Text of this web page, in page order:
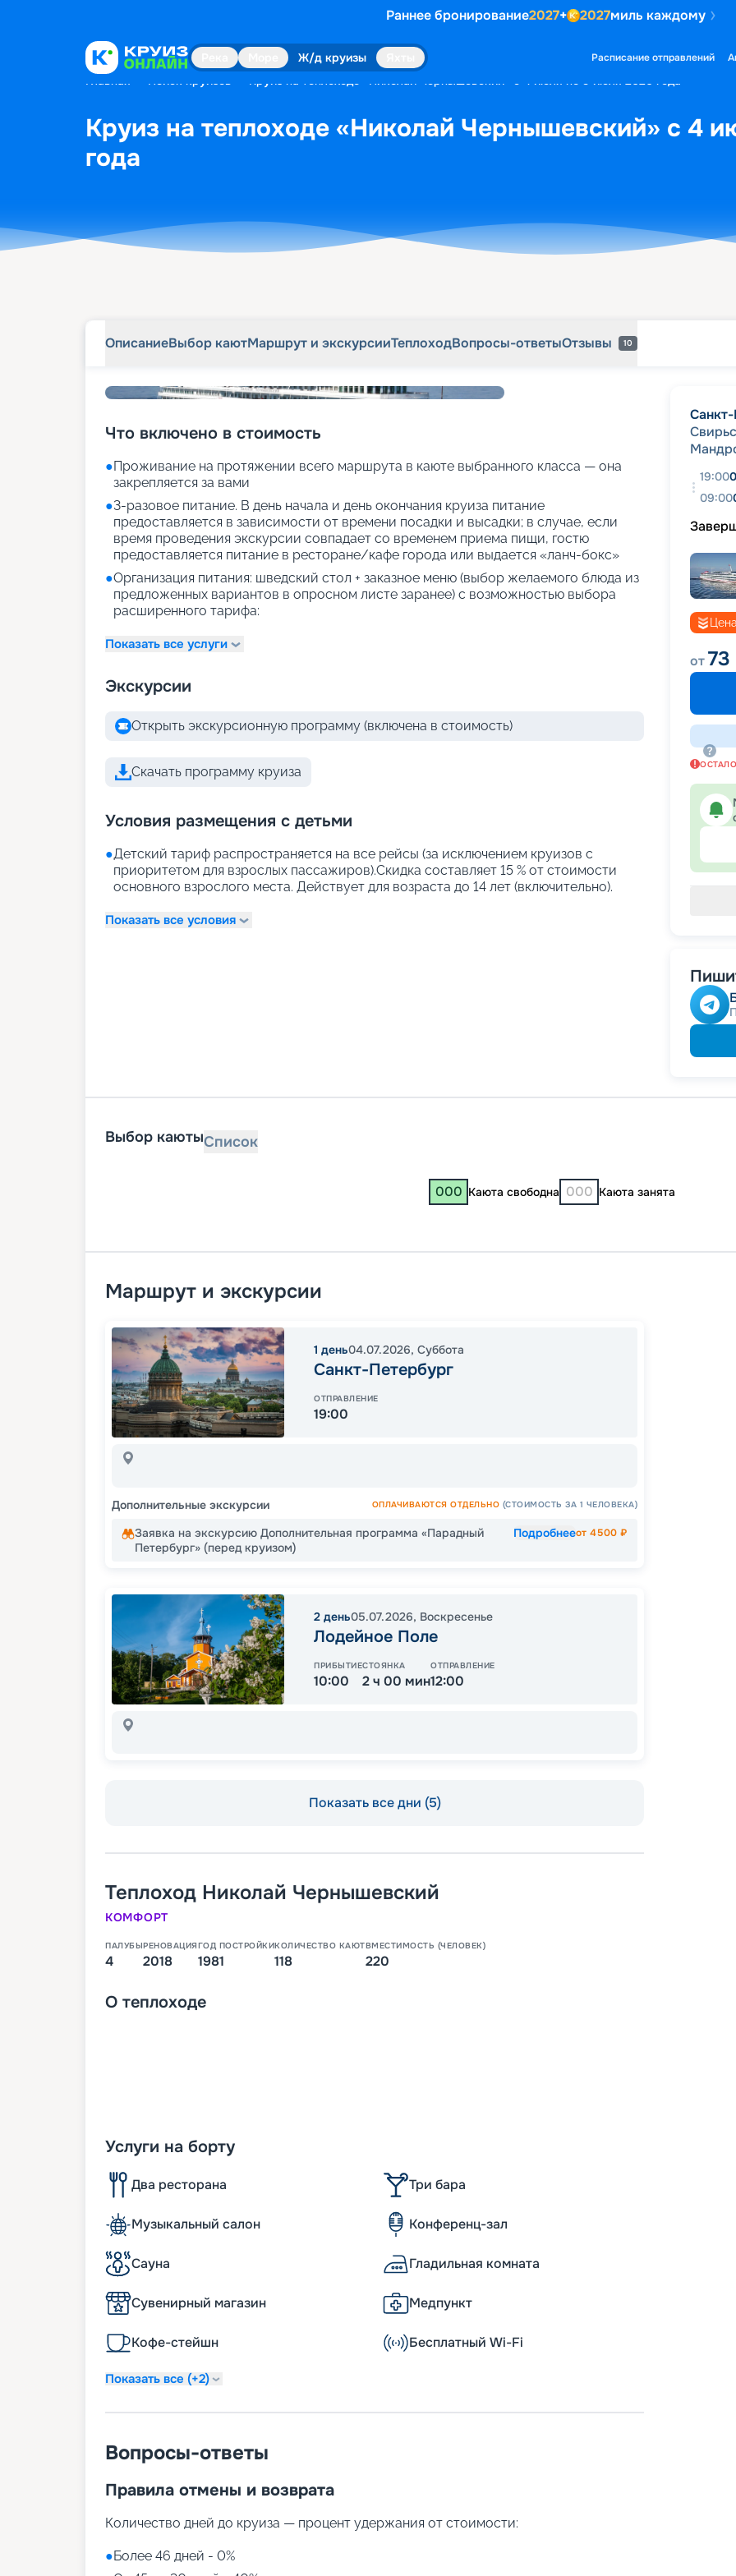
Раннее бронирование2027+ 2027миль каждому
Ж/д круизы Расписание отправлений
Главная Поиск круизов Круиз на теплоходе «Николай Чернышевский» с 4 июля по 9 июля 2026 года
Круиз на теплоходе «Николай Чернышевский» с 4
года
ОписаниеВыбор каютМаршрут и экскурсииТеплоходВопросы-ответыОтзывы 10
Что включено в стоимость
●Проживание на протяжении всего маршрута в каюте выбранного класса — она
закрепляется за вами
●3-разовое питание. В день начала и день окончания круиза питание
предоставляется в зависимости от времени посадки и высадки; в случае, если
время проведения экскурсии совпадает со временем приема пищи, гостю
предоставляется питание в ресторане/кафе города или выдается «ланч-бокс»
●Организация питания: шведский стол + заказное меню (выбор желаемого блюда из
предложенных вариантов в опросном листе заранее) с возможностью выбора
расширенного тарифа:
Показать все услуги
Экскурсии
Открыть экскурсионную программу (включена в стоимость)
Скачать программу круиза
Условия размещения с детьми
●Детский тариф распространяется на все рейсы (за исключением круизов с
приоритетом для взрослых пассажиров).Скидка составляет 15 % от стоимости
основного взрослого места. Действует для возраста до 14 лет (включительно).
Показать все условия
19:00
09:00
от
Выбор каютыСписок
000 Каюта свободна 000 Каюта занята
Маршрут и экскурсии
1 день04.07.2026, Суббота
Санкт-Петербург
ОТПРАВЛЕНИЕ
19:00
Дополнительные экскурсии ОПЛАЧИВАЮТСЯ ОТДЕЛЬНО (СТОИМОСТЬ ЗА 1 ЧЕЛОВЕКА)
Заявка на экскурсию Дополнительная программа «Парадный
Петербург» (перед круизом)
Подробнееот4500 ₽
2 день05.07.2026, Воскресенье
Лодейное Поле
ПРИБЫТИЕ
10:00
СТОЯНКА
2 ч 00 мин
ОТПРАВЛЕНИЕ
12:00
Показать все дни (5)
Теплоход Николай Чернышевский
КОМФОРТ
ПАЛУБЫ
4
РЕНОВАЦИЯ
2018
ГОД ПОСТРОЙКИ
1981
КОЛИЧЕСТВО КАЮТ
118
ВМЕСТИМОСТЬ (ЧЕЛОВЕК)
220
О теплоходе
Услуги на борту
Два ресторана Три бара
Музыкальный салон Конференц-зал
Сауна Гладильная комната
Сувенирный магазин Медпункт
Кофе-стейшн Бесплатный Wi-Fi
Показать все (+2)
Вопросы-ответы
Правила отмены и возврата
Количество дней до круиза — процент удержания от стоимости:
●Более 46 дней - 0%